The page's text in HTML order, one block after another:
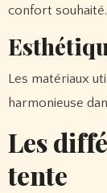
confort souhaité.
Les matériaux
harmonieuse
Les
tente